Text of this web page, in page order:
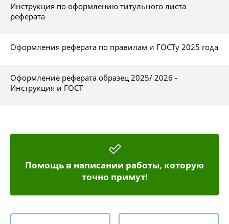
Инструкция по оформлению титульного листа
реферата
Оформления реферата по правилам и ГОСТу 2025 года
Оформление реферата образец 2025/ 2026 -
Инструкция и ГОСТ
Помощь в написании работы, которую
точно примут!